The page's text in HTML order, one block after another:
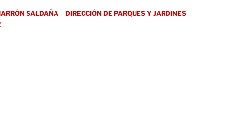
SALDAÑA
DIRECCIÓN DE PARQUES Y JARDINES